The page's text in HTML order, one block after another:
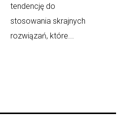
tendencję do
stosowania skrajnych
rozwiązań, które...